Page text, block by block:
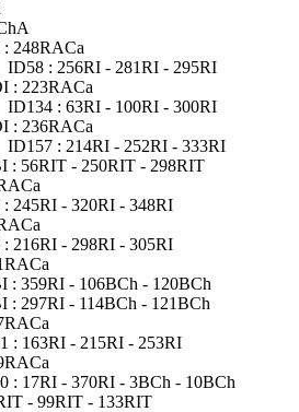
: 248RACa
ID58 : 256RI - 281RI - 295RI
: 223RACa
ID134 : 63RI - 100RI - 300RI
: 236RACa
ID157 : 214RI - 252RI - 333RI
: 56RIT - 250RIT - 298RIT
245RI - 320RI - 348RI
216RI - 298RI - 305RI
: 359RI - 106BCh - 120BCh
: 297RI - 114BCh - 121BCh
: 163RI - 215RI - 253RI
: 17RI - 370RI - 3BCh - 10BCh
- 99RIT - 133RIT